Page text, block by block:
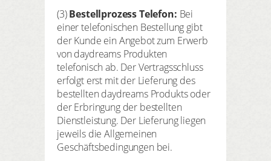
(3)Bestellprozess Telefon: Bei
einer telefonischen Bestellung gibt
der Kunde ein Angebot zum Erwerb
von daydreams Produkten
telefonisch ab. Der Vertragsschluss
erfolgt erst mit der Lieferung des
bestellten daydreams Produkts oder
der Erbringung der bestellten
Dienstleistung. Der Lieferung liegen
jeweils die Allgemeinen
Geschäftsbedingungen bei.